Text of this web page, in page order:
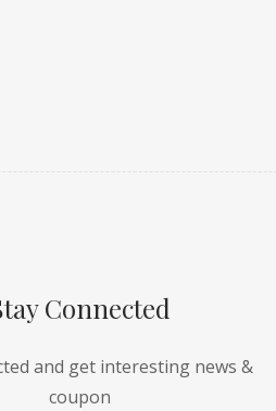
Connected
and get interesting news &
coupon